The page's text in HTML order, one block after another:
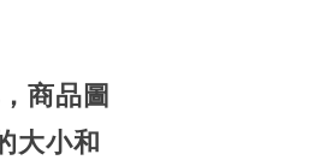
商品圖
大小和